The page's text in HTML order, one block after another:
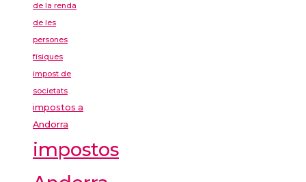
de la renda
de les
persones
físiques
impost de
societats
impostos a
Andorra
impostos